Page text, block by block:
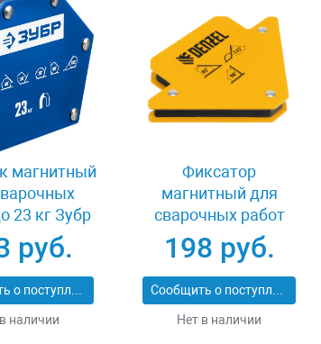
магнитный
23 кг Зубр
23
руб.
Сообщить о поступлении
наличии
Фиксатор
магнитный для
сварочных работ
усилие 25 Lb Denzel
97551
198 руб.
Сообщить о поступлении
Нет в наличии